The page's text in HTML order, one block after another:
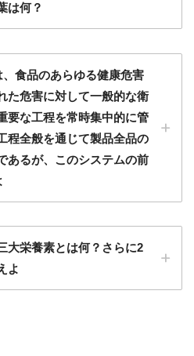
は何？
食品のあらゆる健康危害
た危害に対して一般的な衛
要な工程を常時集中的に管
程全般を通じて製品全品の
あるが、このシステムの前
大栄養素とは何？さらに2
よ